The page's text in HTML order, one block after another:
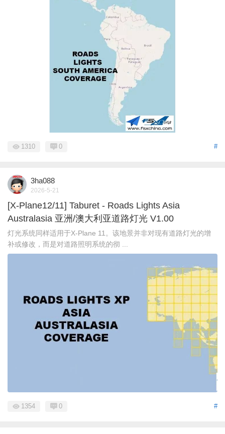
#
1310 0
3ha088
2026-5-21
[X-Plane12/11] Taburet - Roads Lights Asia
Australasia 亚洲/澳大利亚道路灯光 V1.00
灯光系统同样适用于X-Plane 11。该地景并非对现有道路灯光的增
补或修改，而是对道路照明系统的彻 ...
#
1354 0